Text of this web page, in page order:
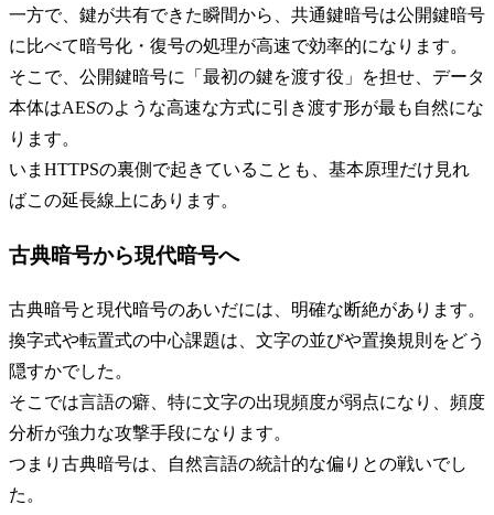
一方で、鍵が共有できた瞬間から、共通鍵暗号は公開鍵暗号
に比べて暗号化・復号の処理が高速で効率的になります。
そこで、公開鍵暗号に「最初の鍵を渡す役」を担せ、データ
本体はAESのような高速な方式に引き渡す形が最も自然にな
ります。
いまHTTPSの裏側で起きていることも、基本原理だけ見れ
ばこの延長線上にあります。
古典暗号から現代暗号へ
古典暗号と現代暗号のあいだには、明確な断絶があります。
換字式や転置式の中心課題は、文字の並びや置換規則をどう
隠すかでした。
そこでは言語の癖、特に文字の出現頻度が弱点になり、頻度
分析が強力な攻撃手段になります。
つまり古典暗号は、自然言語の統計的な偏りとの戦いでし
た。